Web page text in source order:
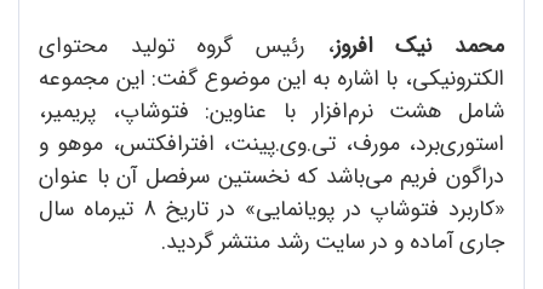
محمد نیک افروز، رئیس گروه تولید محتوای
الکترونیکی، با اشاره به این موضوع گفت: این مجموعه
شامل هشت نرم‌افزار با عناوین: فتوشاپ، پریمیر،
استوری‌برد، مورف، تی.وی.پینت، افترافکتس، موهو و
دراگون فریم می‌باشد که نخستین سرفصل آن با عنوان
«کاربرد فتوشاپ در پویانمایی» در تاریخ 8 تیرماه سال
جاری آماده و در سایت رشد منتشر گردید.